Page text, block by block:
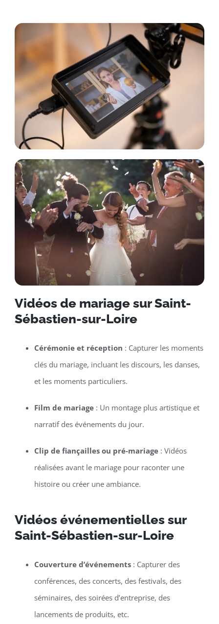
Vidéos de mariage sur Saint-
Sébastien-sur-Loire
Cérémonie et réception : Capturer les moments
clés du mariage, incluant les discours, les danses,
et les moments particuliers.
Film de mariage: Un montage plus artistique et
narratif des événements du jour.
Clip de fiançailles ou pré-mariage: Vidéos
réalisées avant le mariage pour raconter une
histoire ou créer une ambiance.
Vidéos événementielles sur
Saint-Sébastien-sur-Loire
Couverture d’événements: Capturer des
conférences, des concerts, des festivals, des
séminaires, des soirées d’entreprise, des
lancements de produits, etc.